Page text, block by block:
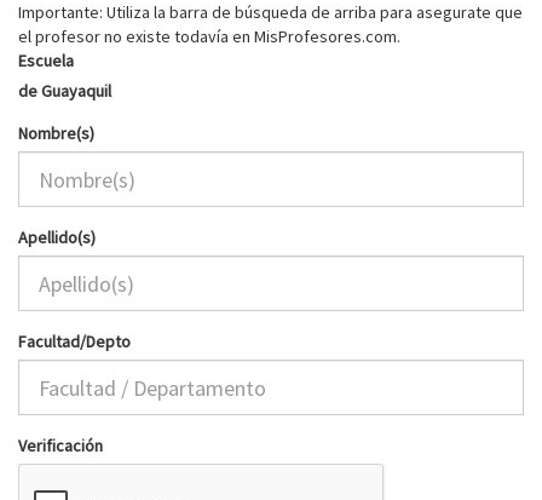
Importante: Utiliza la barra de búsqueda de arriba para asegurate que
el profesor no existe todavía en MisProfesores.com.
Escuela
de Guayaquil
Nombre(s)
Apellido(s)
Facultad/Depto
Verificación